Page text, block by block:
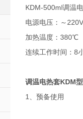
KDM-500ml调温
电源电压：～
加热温度：380℃
连续工作时间：8
调温电热套KDM
1、预备使用